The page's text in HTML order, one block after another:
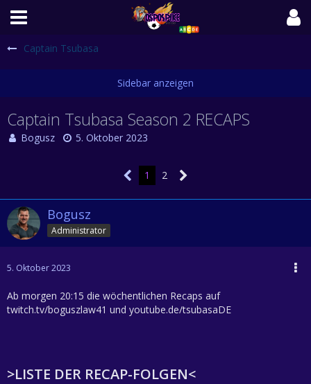
Captain Tsubasa
Captain Tsubasa Season 2 RECAPS
Bogusz 5. Oktober 2023
1 2
Bogusz
Administrator
5. Oktober 2023
Ab morgen 20:15 die wöchentlichen Recaps auf
twitch.tv/boguszlaw41 und youtube.de/tsubasaDE
>LISTE DER RECAP-FOLGEN<